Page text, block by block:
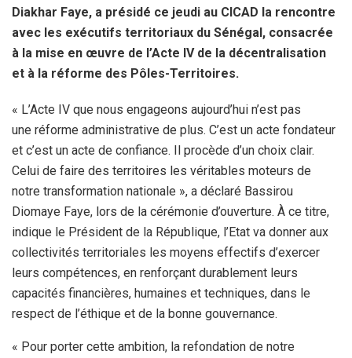
Diakhar Faye, a présidé ce jeudi au CICAD la rencontre
avec les exécutifs territoriaux du Sénégal, consacrée
à la mise en œuvre de l’Acte IV de la décentralisation
et à la réforme des Pôles-Territoires.
« L’Acte IV que nous engageons aujourd’hui n’est pas
une réforme administrative de plus. C’est un acte fondateur
et c’est un acte de confiance. Il procède d’un choix clair.
Celui de faire des territoires les véritables moteurs de
notre transformation nationale », a déclaré Bassirou
Diomaye Faye, lors de la cérémonie d’ouverture. À ce titre,
indique le Président de la République, l’Etat va donner aux
collectivités territoriales les moyens effectifs d’exercer
leurs compétences, en renforçant durablement leurs
capacités financières, humaines et techniques, dans le
respect de l’éthique et de la bonne gouvernance.
« Pour porter cette ambition, la refondation de notre